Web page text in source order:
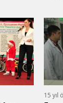
15 yıl